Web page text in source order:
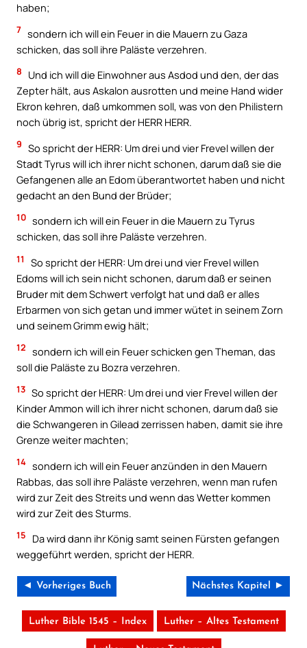
haben;
7 sondern ich will ein Feuer in die Mauern zu Gaza
schicken, das soll ihre Paläste verzehren.
8
Und ich will die Einwohner aus Asdod und den, der das
Zepter hält, aus Askalon ausrotten und meine Hand wider
Ekron kehren, daß umkommen soll, was von den Philistern
noch übrig ist, spricht der HERR HERR.
9 So spricht der HERR: Um drei und vier Frevel willen der
Stadt Tyrus will ich ihrer nicht schonen, darum daß sie die
Gefangenen alle an Edom überantwortet haben und nicht
gedacht an den Bund der Brüder;
10 sondern ich will ein Feuer in die Mauern zu Tyrus
schicken, das soll ihre Paläste verzehren.
11
So spricht der HERR: Um drei und vier Frevel willen
Edoms will ich sein nicht schonen, darum daß er seinen
Bruder mit dem Schwert verfolgt hat und daß er alles
Erbarmen von sich getan und immer wütet in seinem Zorn
und seinem Grimm ewig hält;
12 sondern ich will ein Feuer schicken gen Theman, das
soll die Paläste zu Bozra verzehren.
13 So spricht der HERR: Um drei und vier Frevel willen der
Kinder Ammon will ich ihrer nicht schonen, darum daß sie
die Schwangeren in Gilead zerrissen haben, damit sie ihre
Grenze weiter machten;
14 sondern ich will ein Feuer anzünden in den Mauern
Rabbas, das soll ihre Paläste verzehren, wenn man rufen
wird zur Zeit des Streits und wenn das Wetter kommen
wird zur Zeit des Sturms.
15
Da wird dann ihr König samt seinen Fürsten gefangen
weggeführt werden, spricht der HERR.
◄ Vorheriges Buch Nächstes Kapitel ►
Luther Bible 1545 – Index Luther – Altes Testament